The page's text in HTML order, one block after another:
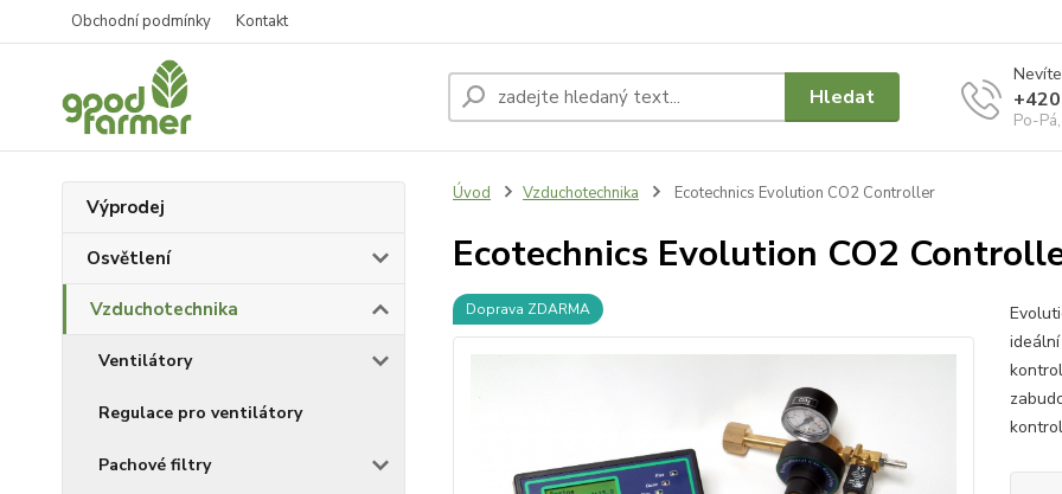
Obchodní podmínky Kontakt
Hledat
Po-
Výprodej
Osvětlení
Vzduchotechnika
Ventilátory
Regulace pro ventilátory
Pachové filtry
Úvod Vzduchotechnika Ecotechnics Evolution CO2 Controller
Ecotechnics Evolution CO2
Doprava ZDARMA